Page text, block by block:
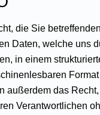
die Sie betreffenden
Daten, welche uns
in einem
Format
außerdem das
Verantwortlichen